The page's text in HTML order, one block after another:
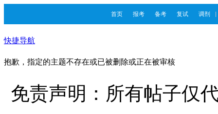
首页 报考 备考 复试 调剂
快捷导航
抱歉，指定的主题不存在或已被删除或正在被审核
免责声明：所有帖子仅